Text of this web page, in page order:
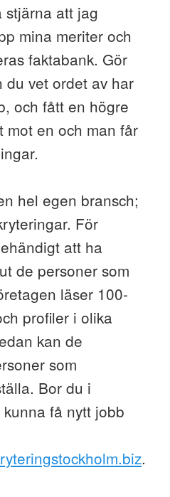
stjärna att jag
mina meriter och
faktabank. Gör
du vet ordet av har
och fått en högre
mot en och man får
hel egen bransch;
För
att ha
de personer som
läser 100-
profiler i olika
kan de
som
Bor du i
få nytt jobb
.